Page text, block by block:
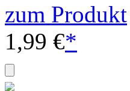
zum Produkt
1,99 €*